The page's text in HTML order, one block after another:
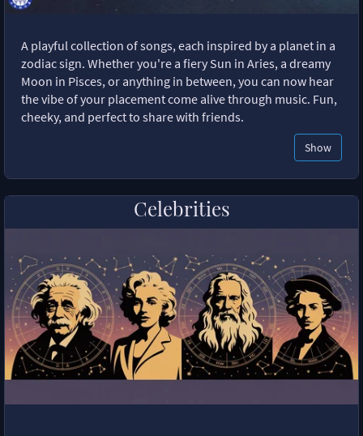
A playful collection of songs, each inspired by a planet in a
zodiac sign. Whether you're a fiery Sun in Aries, a dreamy
Moon in Pisces, or anything in between, you can now hear
the vibe of your placement come alive through music. Fun,
cheeky, and perfect to share with friends.
Show
Celebrities